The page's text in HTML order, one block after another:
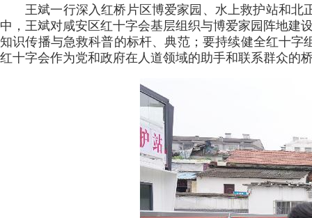
王斌一行深入红桥片区博爱家园、水上救护站和
中，王斌对咸安区红十字会基层组织与博爱家园阵地建
知识传播与急救科普的标杆、典范；要持续健全红十
红十字会作为党和政府在人道领域的助手和联系群众的